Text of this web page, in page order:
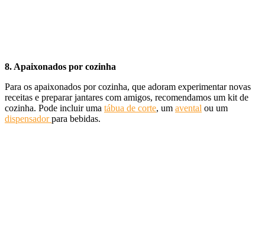
8. Apaixonados por cozinha
Para os apaixonados por cozinha, que adoram experimentar novas
receitas e preparar jantares com amigos, recomendamos um kit de
cozinha. Pode incluir uma tábua de corte, um avental ou um
dispensadorpara bebidas.